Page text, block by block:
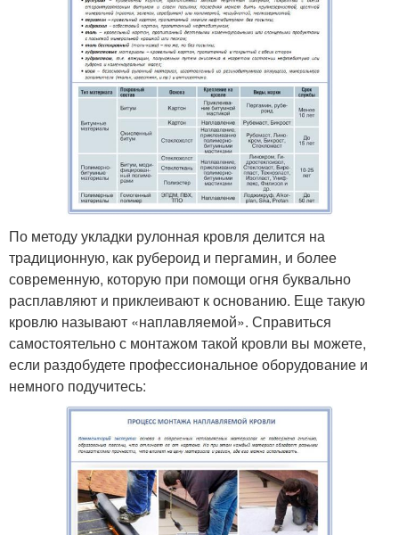
По методу укладки рулонная кровля делится на
традиционную, как рубероид и пергамин, и более
современную, которую при помощи огня буквально
расплавляют и приклеивают к основанию. Еще такую
кровлю называют «наплавляемой». Справиться
самостоятельно с монтажом такой кровли вы можете,
если раздобудете профессиональное оборудование и
немного подучитесь: